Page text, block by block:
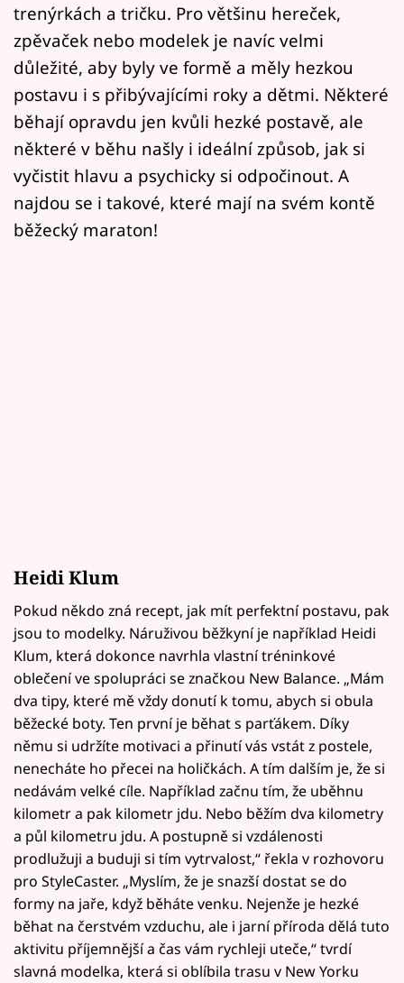
Sledujte nás
trenýrkách a tričku. Pro většinu hereček,
zpěvaček nebo modelek je navíc velmi
důležité, aby byly ve formě a měly hezkou
postavu i s přibývajícími roky a dětmi. Některé
běhají opravdu jen kvůli hezké postavě, ale
některé v běhu našly i ideální způsob, jak si
vyčistit hlavu a psychicky si odpočinout. A
najdou se i takové, které mají na svém kontě
běžecký maraton!
Heidi Klum
Pokud někdo zná recept, jak mít perfektní postavu, pak
jsou to modelky. Náruživou běžkyní je například Heidi
Klum, která dokonce navrhla vlastní tréninkové
oblečení ve spolupráci se značkou New Balance. „Mám
dva tipy, které mě vždy donutí k tomu, abych si obula
běžecké boty. Ten první je běhat s parťákem. Díky
němu si udržíte motivaci a přinutí vás vstát z postele,
nenecháte ho přecei na holičkách. A tím dalším je, že si
nedávám velké cíle. Například začnu tím, že uběhnu
kilometr a pak kilometr jdu. Nebo běžím dva kilometry
a půl kilometru jdu. A postupně si vzdálenosti
prodlužuji a buduji si tím vytrvalost,“ řekla v rozhovoru
pro StyleCaster. „Myslím, že je snazší dostat se do
formy na jaře, když běháte venku. Nejenže je hezké
běhat na čerstvém vzduchu, ale i jarní příroda dělá tuto
aktivitu příjemnější a čas vám rychleji uteče,“ tvrdí
slavná modelka, která si oblíbila trasu v New Yorku